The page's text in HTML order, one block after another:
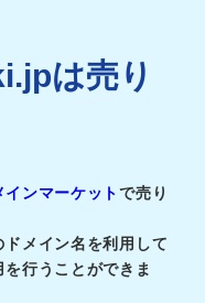
は売り
インマーケットで売り
メイン名を利用して
行うことができま